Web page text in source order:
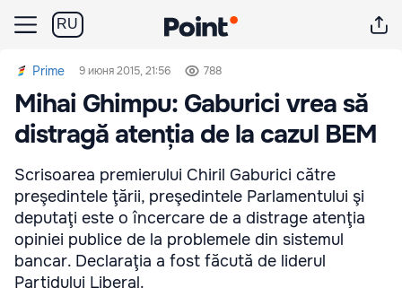
RU
Prime 9 июня 2015, 21:56 788
Mihai Ghimpu: Gaburici vrea să
distragă atenția de la cazul BEM
Scrisoarea premierului Chiril Gaburici către
preşedintele ţării, preşedintele Parlamentului şi
deputaţi este o încercare de a distrage atenţia
opiniei publice de la problemele din sistemul
bancar. Declaraţia a fost făcută de liderul
Partidului Liberal.